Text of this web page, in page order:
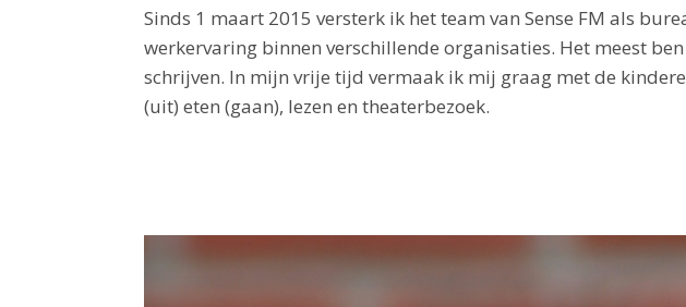
Sinds 1 maart 2015 versterk ik het team van Sense FM als
werkervaring binnen verschillende organisaties. Het meest
schrijven. In mijn vrije tijd vermaak ik mij graag met de
(uit) eten (gaan), lezen en theaterbezoek.